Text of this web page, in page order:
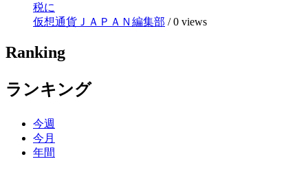
税に
仮想通貨ＪＡＰＡＮ編集部 /0 views
Ranking
ランキング
今週
今月
年間